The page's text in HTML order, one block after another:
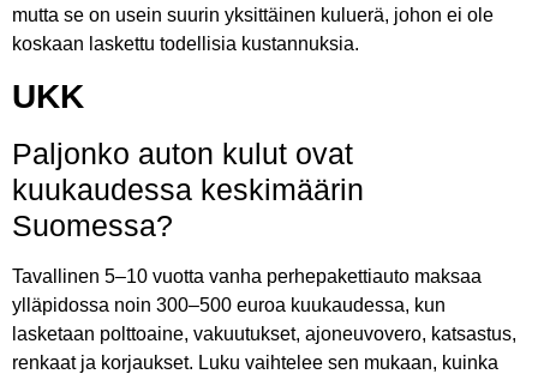
mutta se on usein suurin yksittäinen kuluerä, johon ei ole
koskaan laskettu todellisia kustannuksia.
UKK
Paljonko auton kulut ovat
kuukaudessa keskimäärin
Suomessa?
Tavallinen 5–10 vuotta vanha perhepakettiauto maksaa
ylläpidossa noin 300–500 euroa kuukaudessa, kun
lasketaan polttoaine, vakuutukset, ajoneuvovero, katsastus,
renkaat ja korjaukset. Luku vaihtelee sen mukaan, kuinka